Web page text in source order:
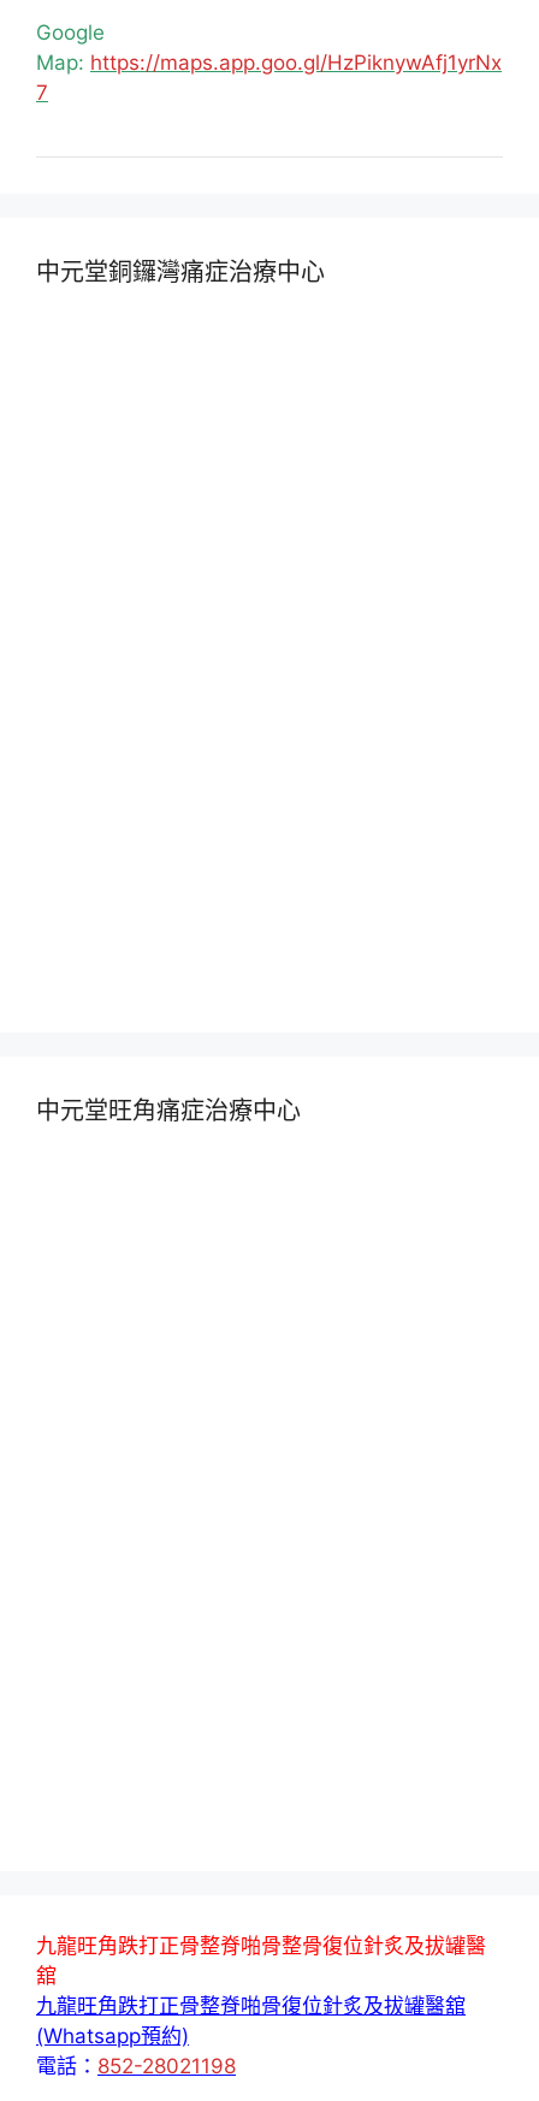
Google
Map: https://maps.app.goo.gl/HzPiknywAfj1yrNx
7
中元堂銅鑼灣痛症治療中心
中元堂旺角痛症治療中心
九龍旺角跌打正骨整脊啪骨整骨復位針炙及拔罐醫
舘
九龍旺角跌打正骨整脊啪骨復位針炙及拔罐醫舘
(Whatsapp預約)
電話： 852-28021198